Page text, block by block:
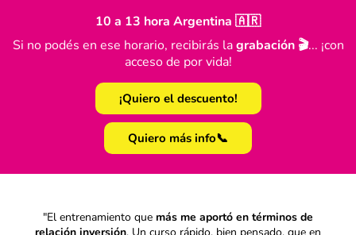
10 a 13 hora Argentina 🇦🇷
Si no podés en ese horario, recibirás lagrabación 🎬... ¡con
acceso de por vida!
¡Quiero el descuento!
Quiero más info📞
"El entrenamiento que más me aportó en términos de
relación inversión. Un curso rápido, bien pensado, que en